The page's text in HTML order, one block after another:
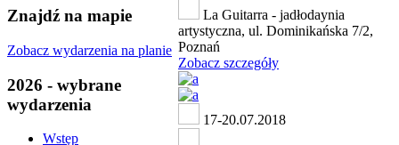
Znajdź na mapie
Zobacz wydarzenia na planie
2026 - wybrane
wydarzenia
Wstęp
La Guitarra - jadłodaynia
artystyczna, ul. Dominikańska 7/2,
Poznań
Zobacz szczegóły
17-20.07.2018